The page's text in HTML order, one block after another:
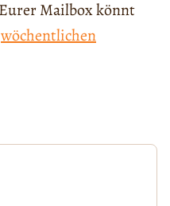
Mailbox könnt
wöchentlichen